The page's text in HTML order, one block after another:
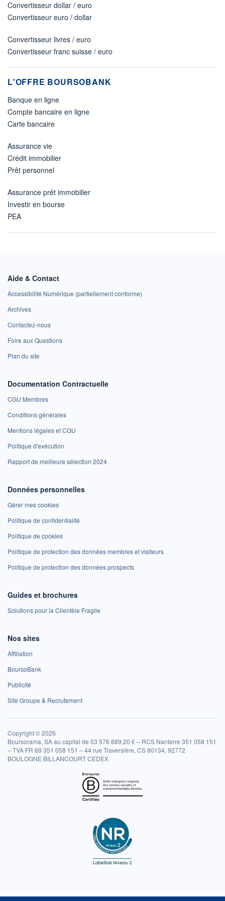
Convertisseur dollar / euro
Convertisseur euro / dollar
Convertisseur livres / euro
Convertisseur franc suisse / euro
L'OFFRE BOURSOBANK
Banque en ligne
Compte bancaire en ligne
Carte bancaire
Assurance vie
Crédit immobilier
Prêt personnel
Assurance prêt immobilier
Investir en bourse
PEA
Aide & Contact
Accessibilité Numérique (partiellement conforme)
Archives
Contactez-nous
Foire aux Questions
Plan du site
Documentation Contractuelle
CGU Membres
Conditions générales
Mentions légales et CGU
Politique d'exécution
Rapport de meilleure sélection 2024
Données personnelles
Gérer mes cookies
Politique de confidentialité
Politique de cookies
Politique de protection des données membres et visiteurs
Politique de protection des données prospects
Guides et brochures
Solutions pour la Clientèle Fragile
Nos sites
Affiliation
BoursoBank
Publicité
Site Groupe & Recrutement
Copyright © 2026
Boursorama, SA au capital de 53 576 889,20 € – RCS Nanterre 351 058 151
– TVA FR 69 351 058 151 – 44 rue Traversière, CS 80134, 92772
BOULOGNE BILLANCOURT CEDEX